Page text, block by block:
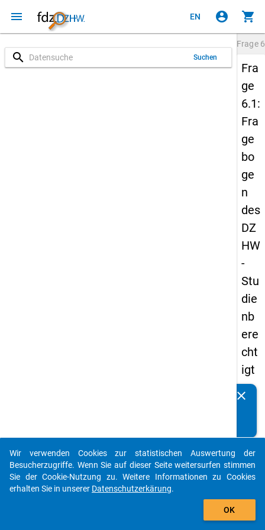
menu EN account_circle shopping_cart
search Suchen
Frage
Fra
ge
6.1:
Fra
ge
bo
ge
n
des
DZ
HW
-
Stu
die
nb
ere
cht
igt
en
s
20
08
clear
auto_stories
add_shopping_cart
Wir verwenden Cookies zur statistischen Auswertung der
Besucherzugriffe. Wenn Sie auf dieser Seite weitersurfen stimmen
Sie der Cookie-Nutzung zu. Weitere Informationen zu Cookies
erhalten Sie in unserer Datenschutzerkärung.
OK